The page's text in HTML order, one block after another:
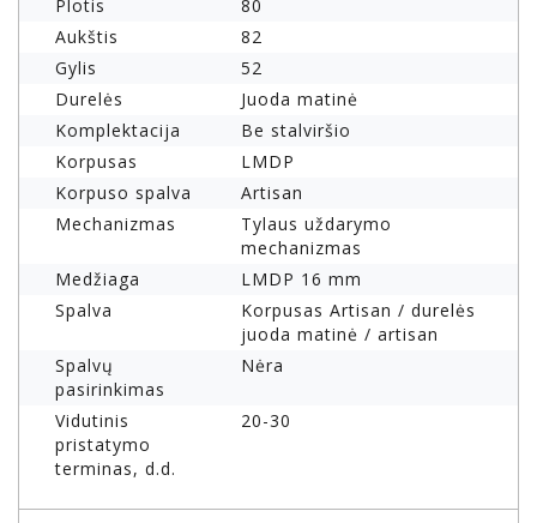
Plotis
80
Aukštis
82
Gylis
52
Durelės
Juoda matinė
Komplektacija
Be stalviršio
Korpusas
LMDP
Korpuso spalva
Artisan
Mechanizmas
Tylaus uždarymo
mechanizmas
Medžiaga
LMDP 16 mm
Spalva
Korpusas Artisan / durelės
juoda matinė / artisan
Spalvų
pasirinkimas
Nėra
Vidutinis
pristatymo
terminas, d.d.
20-30